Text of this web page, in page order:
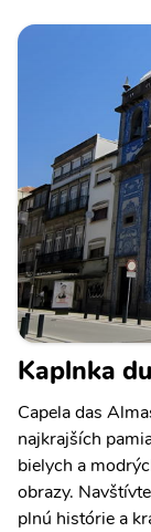
Kaplnka
Capela das
najkrajších
bielych a
obrazy.
plnú histórie a